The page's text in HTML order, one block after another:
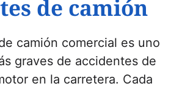
de camión
camión comercial es uno
graves de accidentes de
en la carretera. Cada